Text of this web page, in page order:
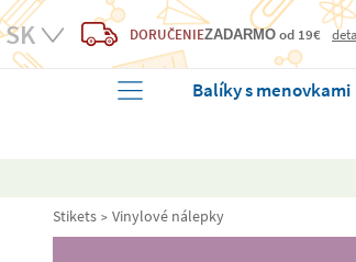
DORUČENIEZADARMO od 19€
Balíky s menovkami
Stikets Vinylové nálepky